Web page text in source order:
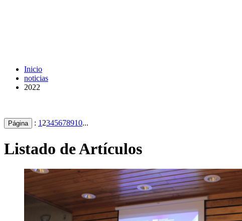
Inicio
noticias
2022
Página : 1 2345678910...
Listado de Artículos